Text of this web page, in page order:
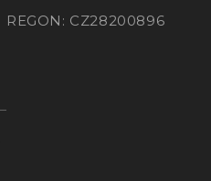
REGON: CZ28200896